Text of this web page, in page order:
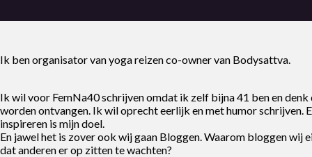
Ik ben organisator van yoga reizen co-owner van Bodysattva.
Ik wil voor FemNa40 schrijven omdat ik zelf bijna 41 ben en
worden ontvangen. Ik wil oprecht eerlijk en met humor schrijven.
inspireren is mijn doel.
En jawel het is zover ook wij gaan Bloggen. Waarom bloggen
dat anderen er op zitten te wachten?